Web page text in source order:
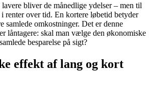
bliver de månedlige ydelser – men til
renter over tid. En kortere løbetid betyder
samlede omkostninger. Det er denne
låntagere: skal man vælge den økonomiske
besparelse på sigt?
effekt af lang og kort